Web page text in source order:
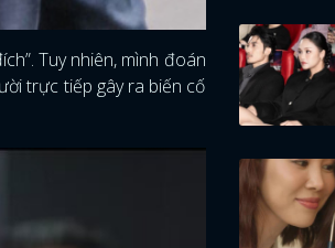
Tuy nhiên, mình đoán
trực tiếp gây ra biến cố